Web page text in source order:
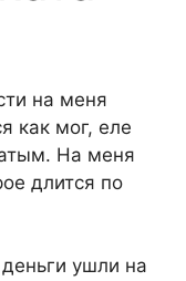
на меня
как мог, еле
На меня
длится по
ушли на